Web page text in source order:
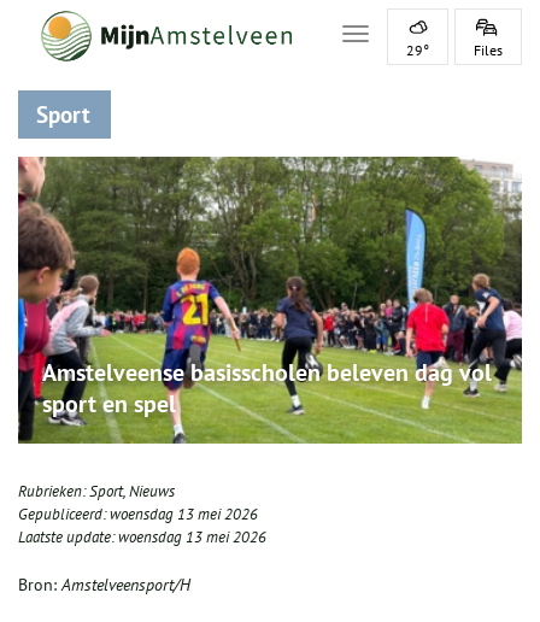
Toggle navigation
29° Files
Sport
Amstelveense basisscholen beleven dag vol
sport en spel
Rubrieken:Sport,Nieuws
Gepubliceerd:woensdag 13 mei 2026
Laatste update:woensdag 13 mei 2026
Bron:Amstelveensport/H